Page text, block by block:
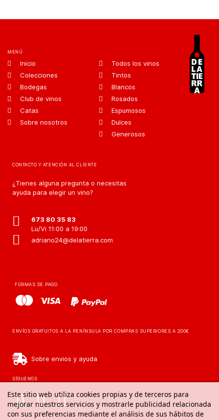
Este sitio web utiliza cookies propias y de terceros para
mejorar nuestros servicios y mostrarle publicidad relacionada
con sus preferencias mediante el análisis de sus hábitos de
MENÚ
Inicio
Colecciones
Bodegas
Club de vinos
Catas
Sobre nosotros
Todos los vinos
Tintos
Blancos
Rosados
Espumosos
Dulces
Generosos
CONTACTO Y ATENCIÓN AL CLIENTE
¿Tienes alguna pregunta o necesitas
ayuda para elegir un vino?
673 80 35 83
Lu/Vi 11:00 a 19:00
adriano24@delatierra.com
FORMAS DE PAGO
ENVÍOS GRATUITOS A LA PENÍNSULA POR COMPRAS SUPERIORES A 200€
Sobre envios y ayuda
SÍGUENOS